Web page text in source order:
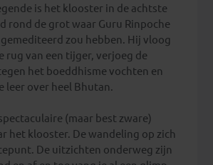
is het klooster in de achtste
rond de grot waar Guru Rinpoche
zou hebben. Hij vloog
rug van een tijger, verjoeg de
het boeddhisme vochten en
leer over heel Bhutan.
(maar best zware)
het klooster. De wandeling op zich
De uitzichten onderweg zijn